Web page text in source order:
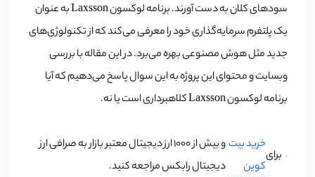
سودهای کلان به دست آورند. برنامه لوکسون Laxsson به عنوان
یک پلتفرم سرمایه‌گذاری خود را معرفی می‌کند که از تکنولوژی‌های
جدید مثل هوش مصنوعی بهره می‌برد. در این مقاله با بررسی
وبسایت و محتوای این پروژه به این سوال پاسخ می‌دهیم که آیا
برنامه لوکسون Laxsson کلاهبرداری است یا نه.
برای
خرید بیت
کوین
و بیش از 1000 ارز دیجیتال معتبر بازار به صرافی ارز
دیجیتال رابکس مراجعه کنید.